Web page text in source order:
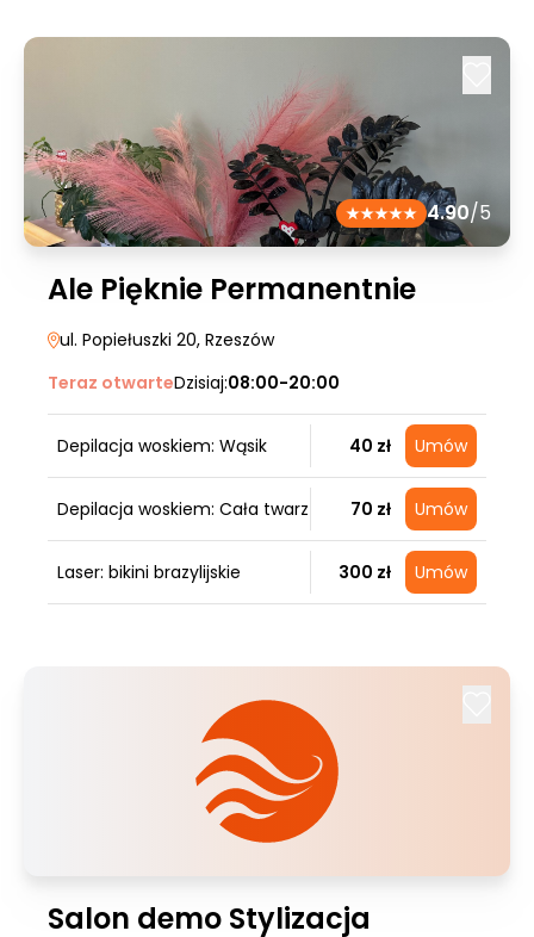
4.90/5
Ale Pięknie Permanentnie
ul. Popiełuszki 20, Rzeszów
Teraz otwarteDzisiaj:08:00-20:00
Depilacja woskiem: Wąsik 40 zł Umów
Depilacja woskiem: Cała twarz 70 zł Umów
Laser: bikini brazylijskie 300 zł Umów
Salon demo Stylizacja